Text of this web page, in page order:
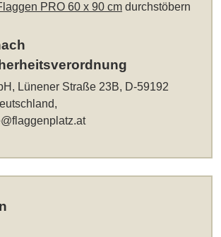
PRO 60 x 90 cm durchstöbern
Lünener Straße 23B, D-59192